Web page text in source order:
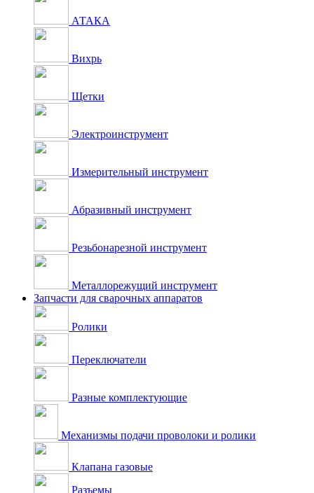
АТАКА
Вихрь
Щетки
Электроинструмент
Измерительный инструмент
Абразивный инструмент
Резьбонарезной инструмент
Металлорежущий инструмент
Запчасти для сварочных аппаратов
Ролики
Переключатели
Разные комплектующие
Механизмы подачи проволоки и ролики
Клапана газовые
Разъемы